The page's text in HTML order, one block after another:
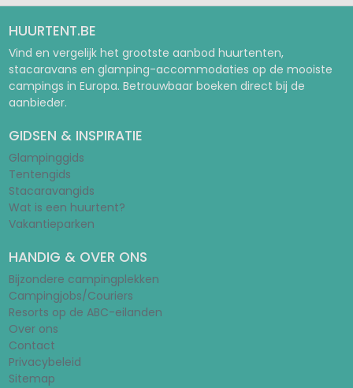
HUURTENT.BE
Vind en vergelijk het grootste aanbod huurtenten,
stacaravans en glamping-accommodaties op de mooiste
campings in Europa. Betrouwbaar boeken direct bij de
aanbieder.
GIDSEN & INSPIRATIE
Glampinggids
Tentengids
Stacaravangids
Wat is een huurtent?
Vakantieparken
HANDIG & OVER ONS
Bijzondere campingplekken
Campingjobs/Couriers
Resorts op de ABC-eilanden
Over ons
Contact
Privacybeleid
Sitemap